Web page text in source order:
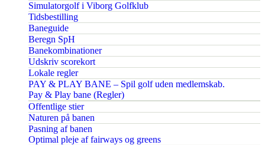
Simulatorgolf i Viborg Golfklub
Tidsbestilling
Baneguide
Beregn SpH
Banekombinationer
Udskriv scorekort
Lokale regler
PAY & PLAY BANE – Spil golf uden medlemskab.
Pay & Play bane (Regler)
Offentlige stier
Naturen på banen
Pasning af banen
Optimal pleje af fairways og greens